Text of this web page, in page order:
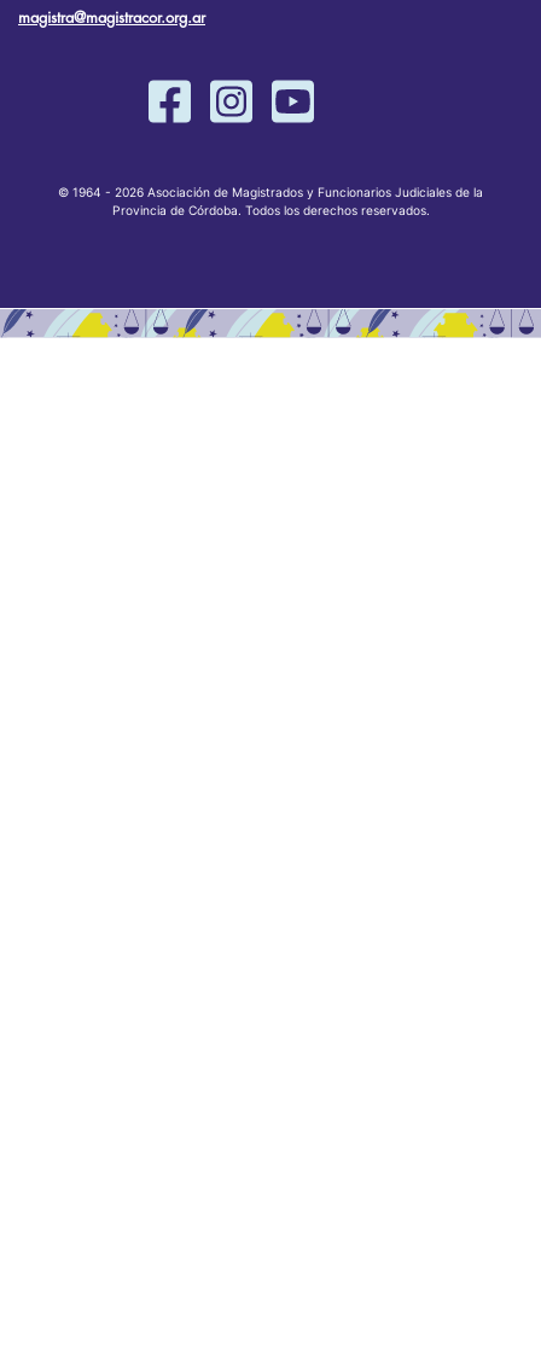
magistra@magistracor.org.ar
© 1964 - 2026 Asociación de Magistrados y Funcionarios Judiciales de la
Provincia de Córdoba. Todos los derechos reservados.